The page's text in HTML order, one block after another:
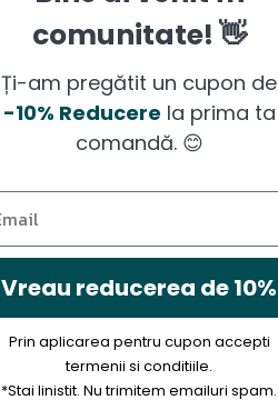
comunitate! 👋
Ți-am pregătit un cupon de
-10% Reducere la prima ta
comandă. 😊
Vreau reducerea de 10%
Prin aplicarea pentru cupon accepti
termenii si conditiile.
*Stai linistit. Nu trimitem emailuri spam.